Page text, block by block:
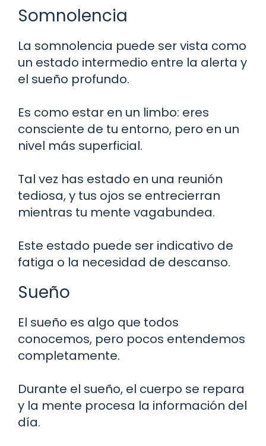
Somnolencia
La somnolencia puede ser vista como
un estado intermedio entre la alerta y
el sueño profundo.
Es como estar en un limbo: eres
consciente de tu entorno, pero en un
nivel más superficial.
Tal vez has estado en una reunión
tediosa, y tus ojos se entrecierran
mientras tu mente vagabundea.
Este estado puede ser indicativo de
fatiga o la necesidad de descanso.
Sueño
El sueño es algo que todos
conocemos, pero pocos entendemos
completamente.
Durante el sueño, el cuerpo se repara
y la mente procesa la información del
día.